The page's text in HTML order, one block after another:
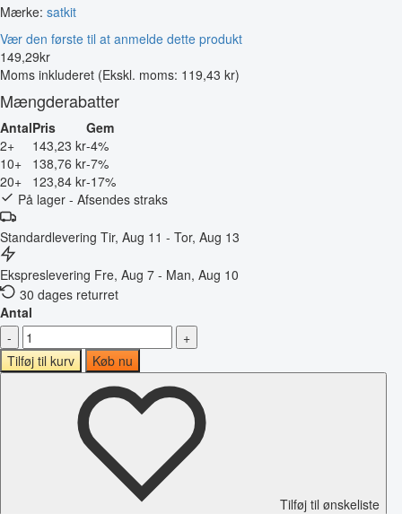
Mærke: satkit
Vær den første til at anmelde dette produkt
149,29kr
Moms inkluderet (Ekskl. moms: 119,43 kr)
Mængderabatter
AntalPris
Gem
2+
143,23 kr-4%
10+
138,76 kr-7%
20+
123,84 kr-17%
På lager - Afsendes straks
Standardlevering Tir, Aug 11 - Tor, Aug 13
Ekspreslevering Fre, Aug 7 - Man, Aug 10
30 dages returret
Antal
-
+
Tilføj til kurv
Køb nu
Tilføj til ønskeliste